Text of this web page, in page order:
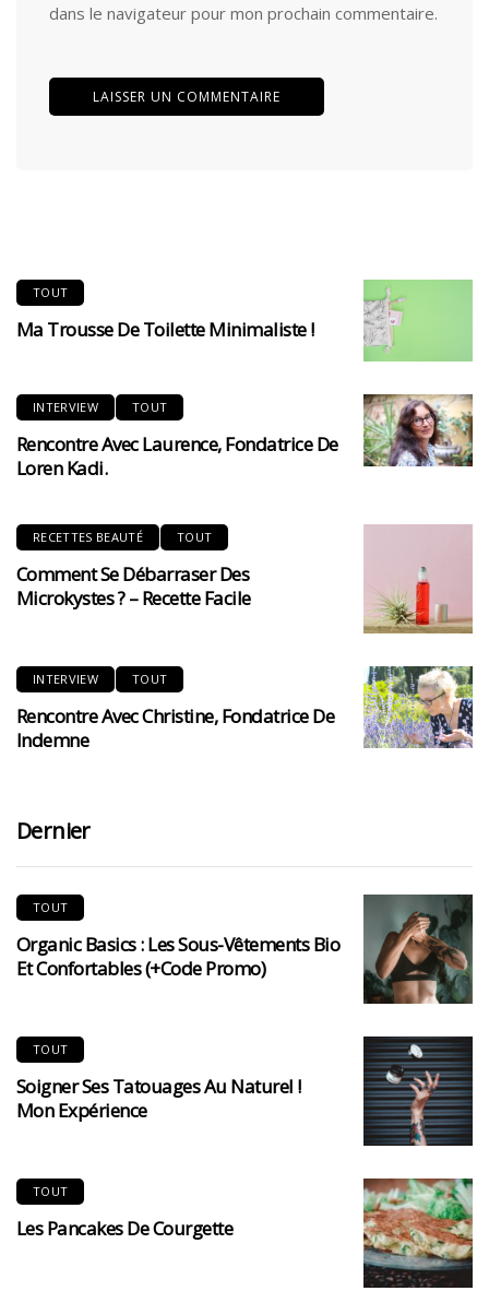
dans le navigateur pour mon prochain commentaire.
TOUT
Ma Trousse De Toilette Minimaliste !
INTERVIEW TOUT
Rencontre Avec Laurence, Fondatrice De
Loren Kadi.
RECETTES BEAUTÉ TOUT
Comment Se Débarraser Des
Microkystes ? – Recette Facile
INTERVIEW TOUT
Rencontre Avec Christine, Fondatrice De
Indemne
Dernier
TOUT
Organic Basics : Les Sous-Vêtements Bio
Et Confortables (+code Promo)
TOUT
Soigner Ses Tatouages Au Naturel !
Mon Expérience
TOUT
Les Pancakes De Courgette